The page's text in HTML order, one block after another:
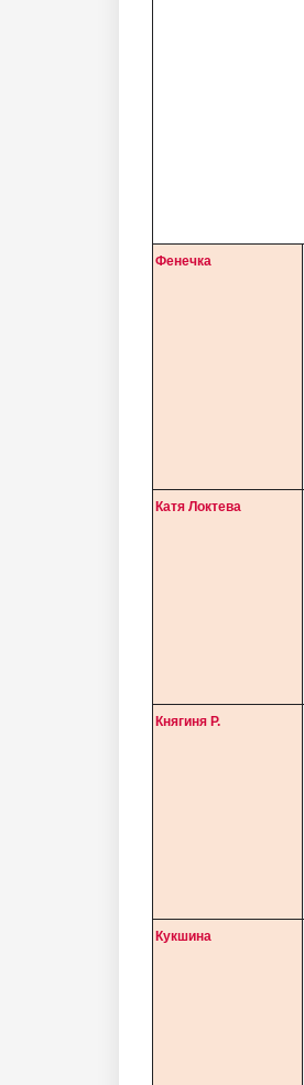
Фенечка
Катя Локтева
Княгиня Р.
Кукшина